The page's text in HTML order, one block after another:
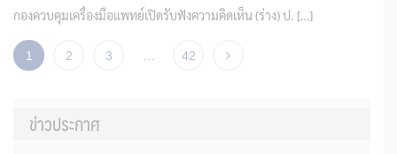
กองควบคุมเครื่องมือแพทย์เปิดรับฟังความคิดเห็น (ร่าง) ป. […]
1 2 3 42
ข่าวประกาศ